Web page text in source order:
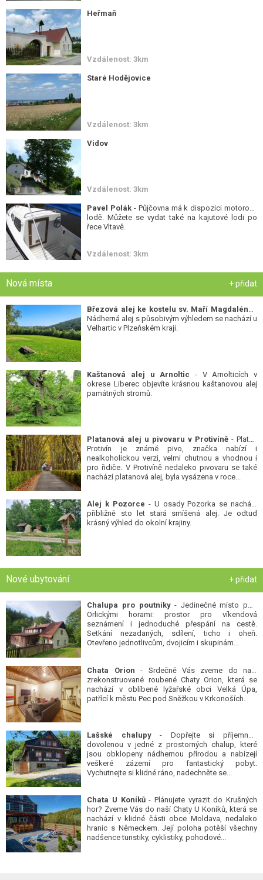
Heřmaň
Vzdálenost: 3km
Staré Hodějovice
Vzdálenost: 3km
Vidov
Vzdálenost: 3km
Pavel Polák - Půjčovna má k dispozici motorové
lodě. Můžete se vydat také na kajutové lodi po
řece Vltavě.
Vzdálenost: 3km
Nová místa + přidat
Březová alej ke kostelu sv. Maří Magdalény-
Nádherná alej s působivým výhledem se nachází u
Velhartic v Plzeňském kraji.
Kaštanová alej u Arnoltic - V Arnolticích v
okrese Liberec objevíte krásnou kaštanovou alej
památných stromů.
Platanová alej u pivovaru v Protivíně - Platan
Protivín je známé pivo, značka nabízí i
nealkoholickou verzi, velmi chutnou a vhodnou i
pro řidiče. V Protivíně nedaleko pivovaru se také
nachází platanová alej, byla vysázena v roce...
Alej k Pozorce - U osady Pozorka se nachází
přibližně sto let stará smíšená alej. Je odtud
krásný výhled do okolní krajiny.
Nové ubytování + přidat
Chalupa pro poutníky- Jedinečné místo pod
Orlickými horami: prostor pro víkendová
seznámení i jednoduché přespání na cestě.
Setkání nezadaných, sdílení, ticho i oheň.
Otevřeno jednotlivcům, dvojicím i skupinám...
Chata Orion - Srdečně Vás zveme do naší
zrekonstruované roubené Chaty Orion, která se
nachází v oblíbené lyžařské obci Velká Úpa,
patřící k městu Pec pod Sněžkou v Krkonoších.
Lašské chalupy- Dopřejte si příjemnou
dovolenou v jedné z prostorných chalup, které
jsou obklopeny nádhernou přírodou a nabízejí
veškeré zázemí pro fantastický pobyt.
Vychutnejte si klidné ráno, nadechněte se...
Chata U Koníků- Plánujete vyrazit do Krušných
hor? Zveme Vás do naší Chaty U Koníků, která se
nachází v klidné části obce Moldava, nedaleko
hranic s Německem. Její poloha potěší všechny
nadšence turistiky, cyklistiky, pohodové...